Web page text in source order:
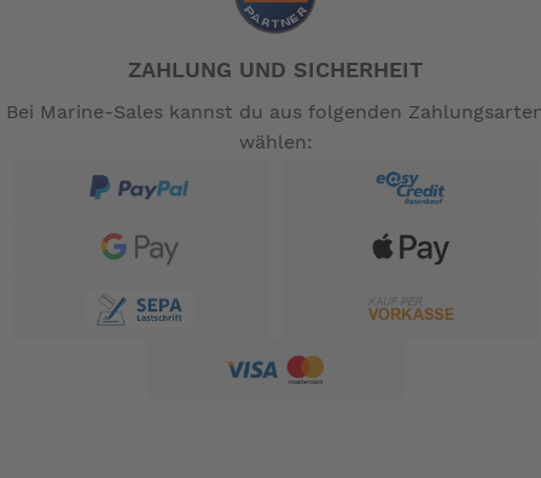
ZAHLUNG UND SICHERHEIT
Bei Marine-Sales kannst du aus folgenden
wählen: